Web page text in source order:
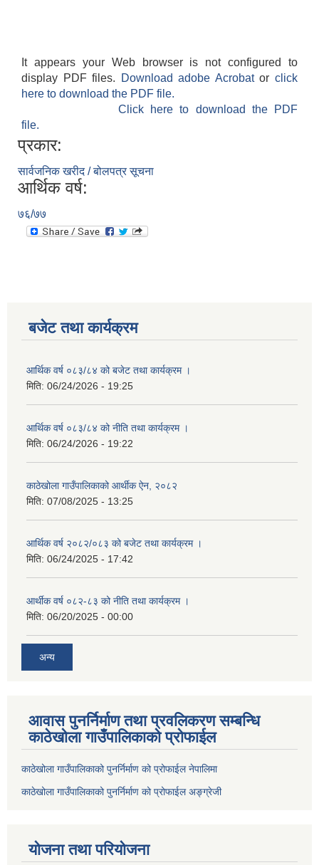
It appears your Web browser is not configured to
display PDF files.
Download adobe Acrobatorclick
here to download the PDF file.
Click here to download the PDF
file.
प्रकार:
सार्वजनिक खरीद / बोलपत्र सूचना
आर्थिक वर्ष:
७६/७७
बजेट तथा कार्यक्रम
आर्थिक वर्ष ०८३/८४ को बजेट तथा कार्यक्रम ।
मिति: 06/24/2026 - 19:25
आर्थिक वर्ष ०८३/८४ को नीति तथा कार्यक्रम ।
मिति: 06/24/2026 - 19:22
काठेखोला गाउँपालिकाको आर्थीक ऐन, २०८२
मिति: 07/08/2025 - 13:25
आर्थिक वर्ष २०८२/०८३ को बजेट तथा कार्यक्रम ।
मिति: 06/24/2025 - 17:42
आर्थीक वर्ष ०८२-८३ को नीति तथा कार्यक्रम ।
मिति: 06/20/2025 - 00:00
अन्य
आवास पुनर्निर्माण तथा प्रवलिकरण सम्बन्धि
काठेखोला गाउँपालिकाको प्रोफाईल
काठेखोला गाउँपालिकाको पुनर्निर्माण को प्रोफाईल नेपालिमा
काठेखोला गाउँपालिकाको पुनर्निर्माण को प्रोफाईल अङ्ग्रेजी
योजना तथा परियोजना